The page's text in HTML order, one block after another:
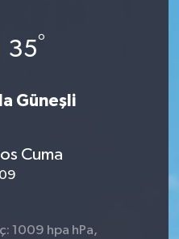
35°
Güneşli
Cuma
1009 hpa hPa,